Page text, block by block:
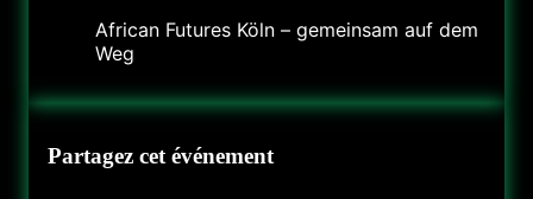
African Futures Köln – gemeinsam auf dem
Weg
Partagez cet événement